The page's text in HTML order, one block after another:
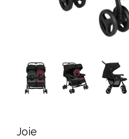
Joie
Våre
Sol og bading